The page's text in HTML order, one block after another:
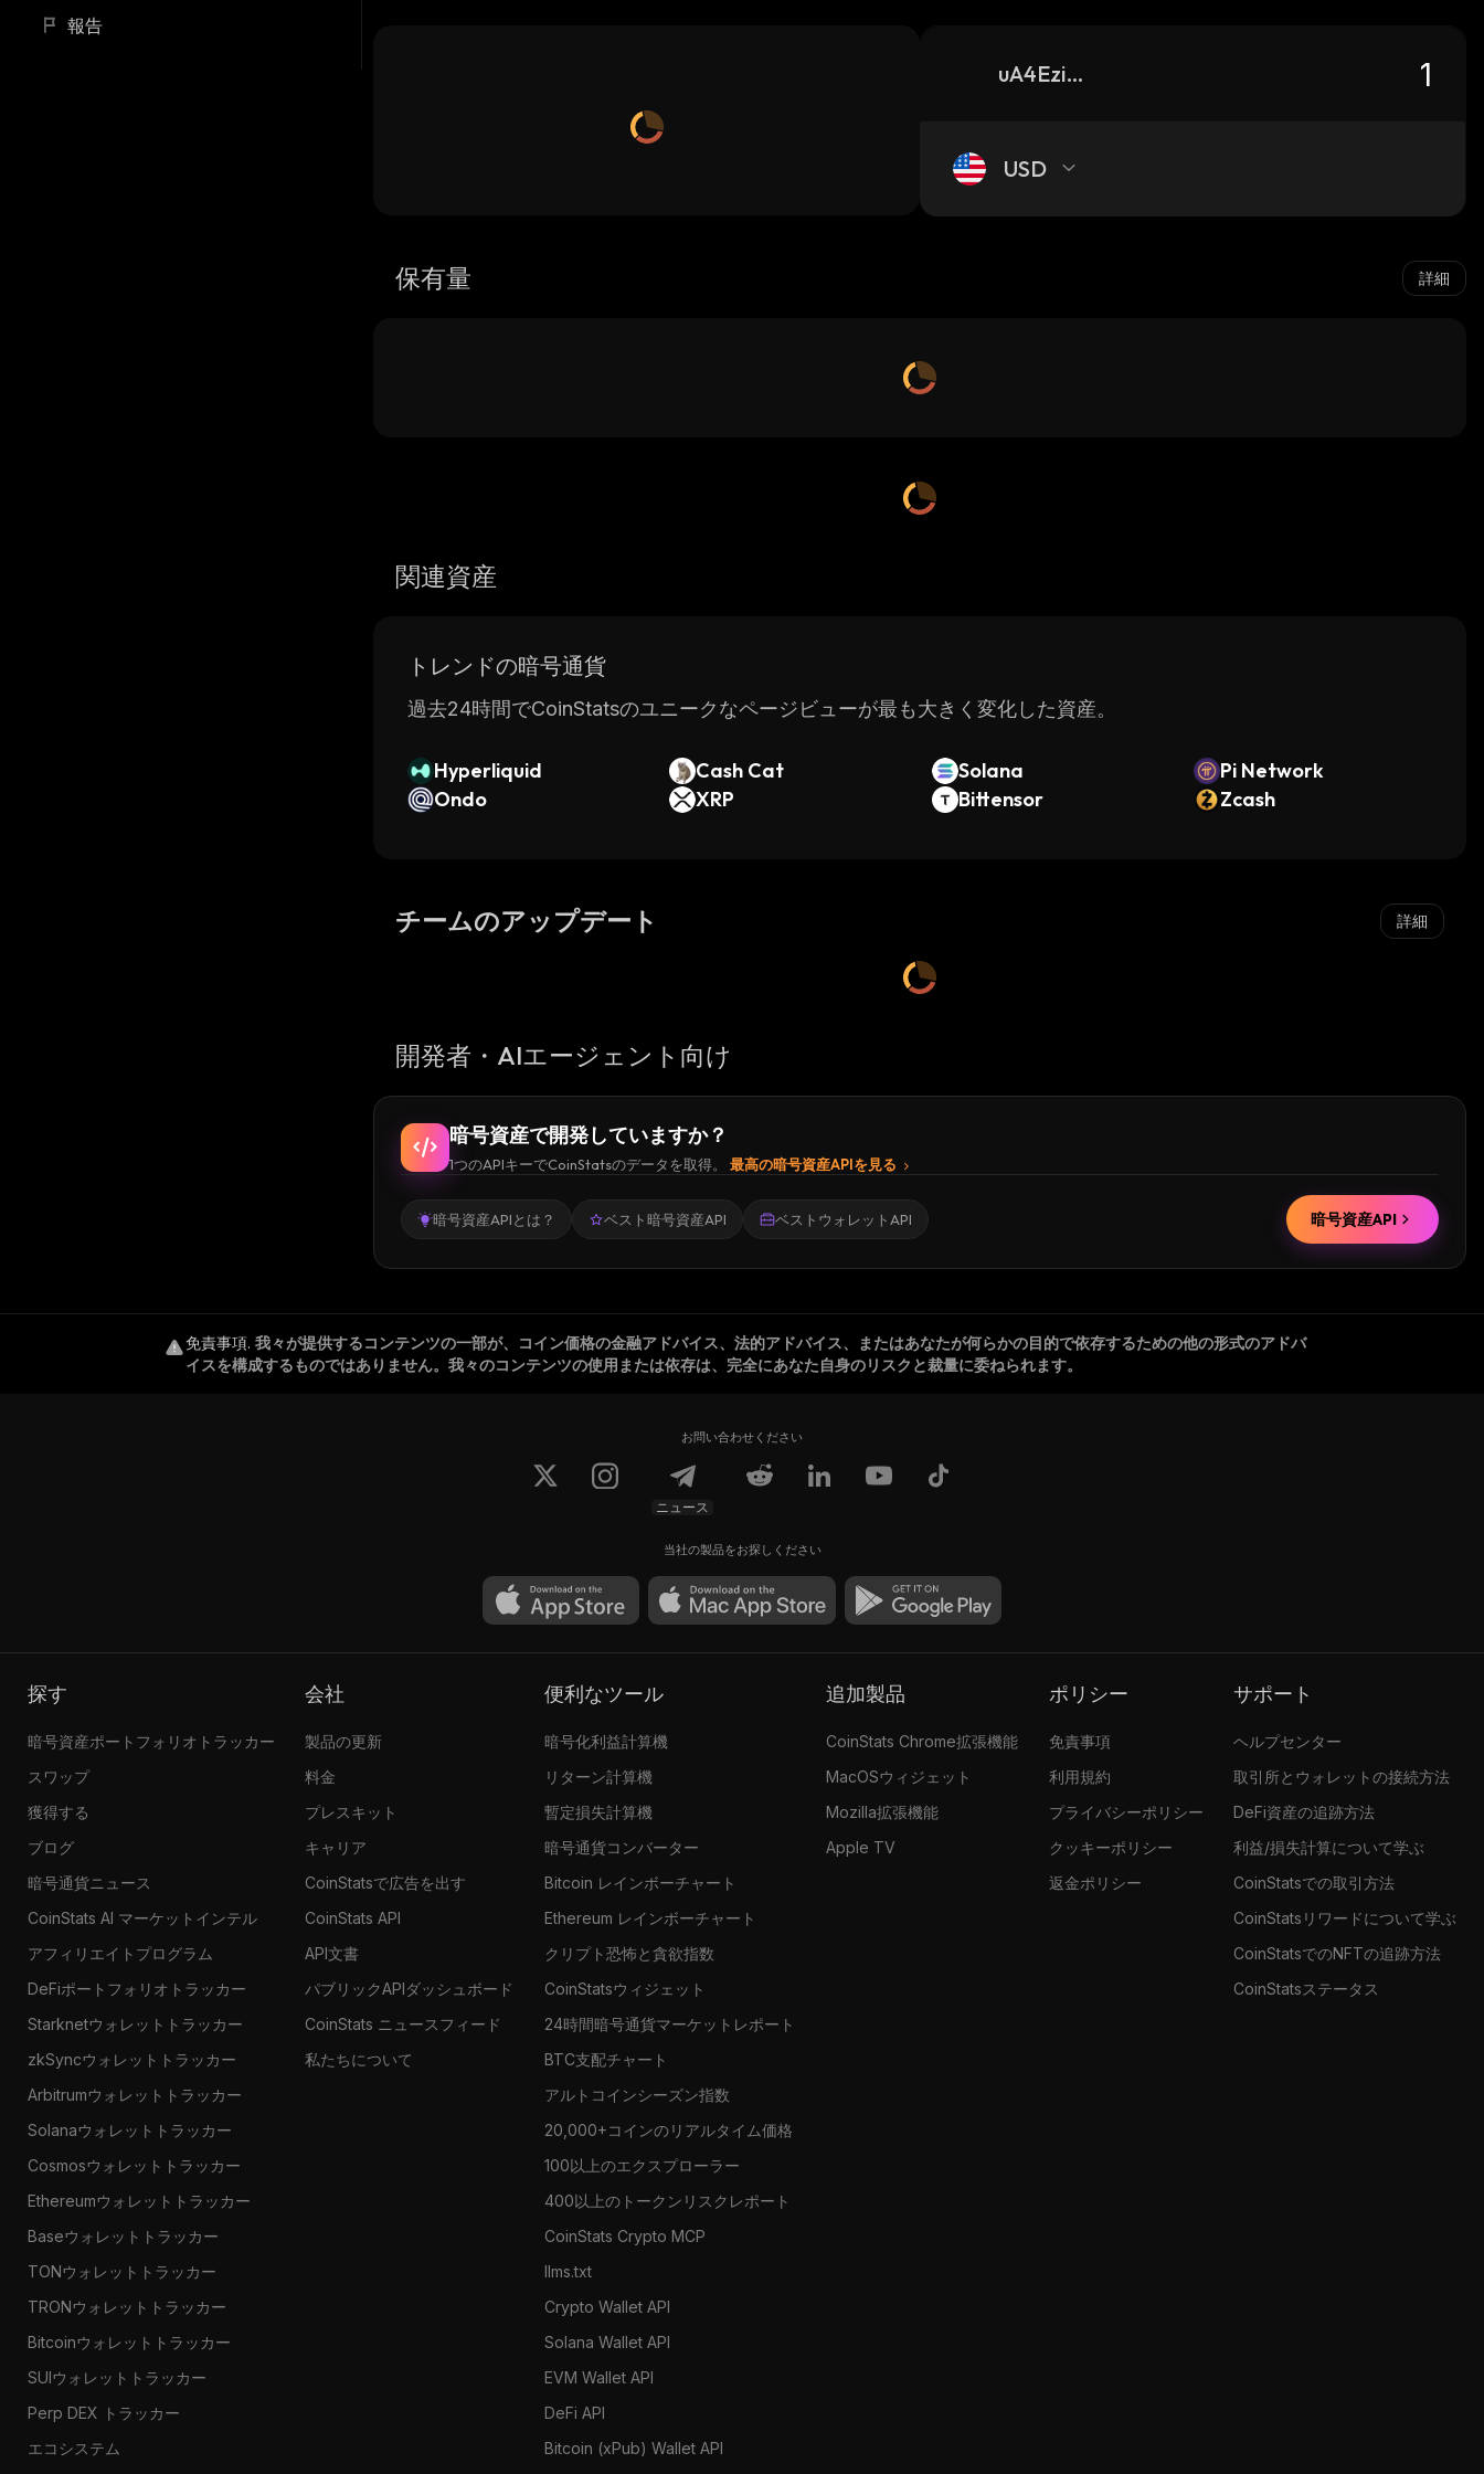
報告
uA4EziAy3nhqQntBkv1mP44Z5Uq7tai9M9YmkfWQbk2_solana
USD
保有量 詳細
関連資産
トレンドの暗号通貨
過去24時間でCoinStatsのユニークなページビューが最も大きく変化した資産。
Hyperliquid Cash Cat Solana
Pi Network
Ondo
XRP Bittensor Zcash
チームのアップデート 詳細
開発者・AIエージェント向け
暗号資産で開発していますか？
1つのAPIキーでCoinStatsのデータを取得。 最高の暗号資産APIを見る
暗号資産APIとは？ ベスト暗号資産API ベストウォレットAPI 暗号資産API
免責事項. 我々が提供するコンテンツの一部が、コイン価格の金融アドバイス、法的アドバイス、またはあなたが何らかの目的で依存するための他の形式のアドバ
イスを構成するものではありません。我々のコンテンツの使用または依存は、完全にあなた自身のリスクと裁量に委ねられます。
お問い合わせください
ニュース
当社の製品をお探しください
探す
暗号資産ポートフォリオトラッカー
スワップ
獲得する
ブログ
暗号通貨ニュース
CoinStats AI マーケットインテル
アフィリエイトプログラム
DeFiポートフォリオトラッカー
Starknetウォレットトラッカー
zkSyncウォレットトラッカー
Arbitrumウォレットトラッカー
Solanaウォレットトラッカー
Cosmosウォレットトラッカー
Ethereumウォレットトラッカー
Baseウォレットトラッカー
TONウォレットトラッカー
TRONウォレットトラッカー
Bitcoinウォレットトラッカー
SUIウォレットトラッカー
Perp DEX トラッカー
エコシステム
会社
製品の更新
料金
プレスキット
キャリア
CoinStatsで広告を出す
CoinStats API
API文書
パブリックAPIダッシュボード
CoinStats ニュースフィード
私たちについて
便利なツール
暗号化利益計算機
リターン計算機
暫定損失計算機
暗号通貨コンバーター
Bitcoin レインボーチャート
Ethereum レインボーチャート
クリプト恐怖と貪欲指数
CoinStatsウィジェット
24時間暗号通貨マーケットレポート
BTC支配チャート
アルトコインシーズン指数
20,000+コインのリアルタイム価格
100以上のエクスプローラー
400以上のトークンリスクレポート
CoinStats Crypto MCP
llms.txt
Crypto Wallet API
Solana Wallet API
EVM Wallet API
DeFi API
Bitcoin (xPub) Wallet API
追加製品
CoinStats Chrome拡張機能
MacOSウィジェット
Mozilla拡張機能
Apple TV
ポリシー
免責事項
利用規約
プライバシーポリシー
クッキーポリシー
返金ポリシー
サポート
ヘルプセンター
取引所とウォレットの接続方法
DeFi資産の追跡方法
利益/損失計算について学ぶ
CoinStatsでの取引方法
CoinStatsリワードについて学ぶ
CoinStatsでのNFTの追跡方法
CoinStatsステータス